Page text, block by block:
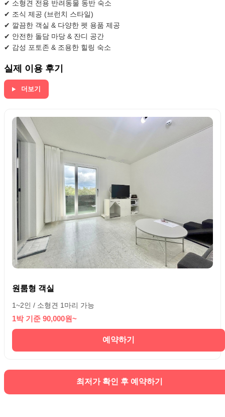
✔ 소형견 전용 반려동물 동반 숙소
✔ 조식 제공 (브런치 스타일)
✔ 깔끔한 객실 & 다양한 펫 용품 제공
✔ 안전한 돌담 마당 & 잔디 공간
✔ 감성 포토존 & 조용한 힐링 숙소
실제 이용 후기
더보기
원룸형 객실
1~2인 / 소형견 1마리 가능
1박 기준 90,000원~
예약하기
최저가 확인 후 예약하기